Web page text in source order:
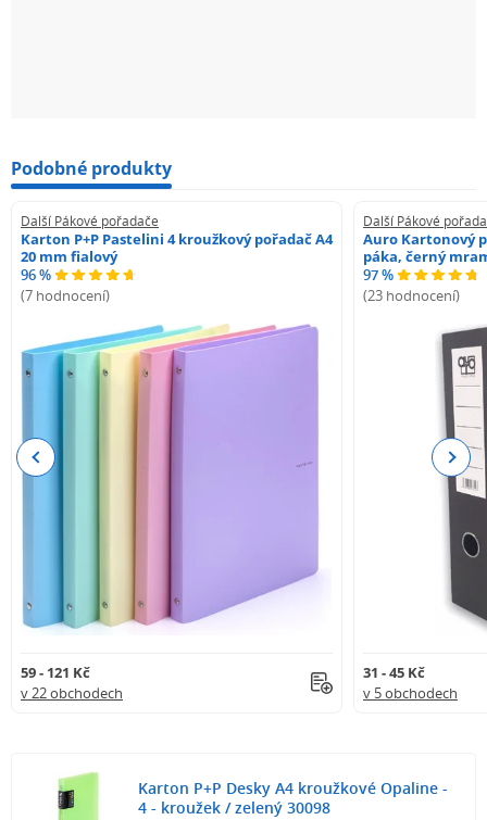
Podobné produkty
Další Pákové pořadače
Karton P+P Pastelini 4 kroužkový pořadač A4
20 mm fialový
96 %
(7 hodnocení)
59 - 121 Kč
v 22 obchodech
Další Pákové
Auro Kartonový
páka, černý
97 %
(23 hodnocení)
31 - 45 Kč
v 5 obchodech
Previous Next
Karton P+P Desky A4 kroužkové Opaline -
4 - kroužek / zelený 30098